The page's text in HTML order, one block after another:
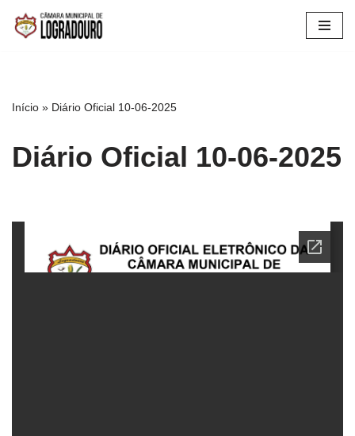
Pular
Início » Diário Oficial 10-06-2025
Diário Oficial 10-06-2025